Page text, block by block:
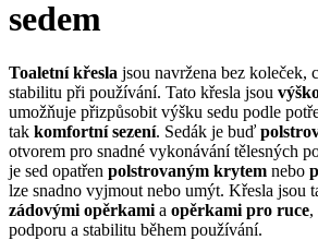
sedem
Toaletní křesla jsou navržena bez koleček,
stabilitu při používání. Tato křesla jsou
umožňuje přizpůsobit výšku sedu podle
tak komfortní sezení. Sedák je buď
otvorem pro snadné vykonávání tělesných
je sed opatřen polstrovaným krytem nebo
lze snadno vyjmout nebo umýt. Křesla jsou
zádovými opěrkami a opěrkami pro ruce,
podporu a stabilitu během používání.